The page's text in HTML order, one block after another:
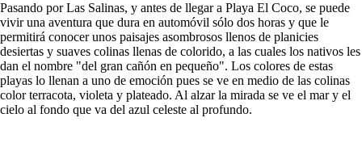
Pasando por Las Salinas, y antes de llegar a Playa El Coco, se puede
vivir una aventura que dura en automóvil sólo dos horas y que le
permitirá conocer unos paisajes asombrosos llenos de planicies
desiertas y suaves colinas llenas de colorido, a las cuales los nativos les
dan el nombre "del gran cañón en pequeño". Los colores de estas
playas lo llenan a uno de emoción pues se ve en medio de las colinas
color terracota, violeta y plateado. Al alzar la mirada se ve el mar y el
cielo al fondo que va del azul celeste al profundo.